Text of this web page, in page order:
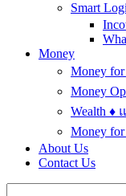
Smart
Money
Money
Money
Wealth ♦
Money
About Us
Contact Us